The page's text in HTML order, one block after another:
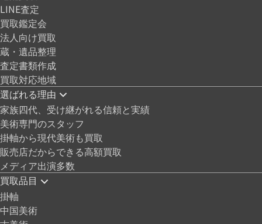
LINE査定
買取鑑定会
法人向け買取
蔵・遺品整理
査定書類作成
買取対応地域
選ばれる理由
家族四代、受け継がれる信頼と実績
美術専門のスタッフ
掛軸から現代美術も買取
販売店だからできる高額買取
メディア出演多数
買取品目
掛軸
中国美術